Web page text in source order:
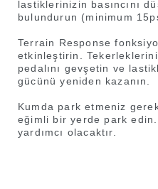
lastiklerinizin basıncını
bulundurun (minimum
Terrain Response
etkinleştirin.
pedalını gevşetin ve
gücünü yeniden kazanın.
Kumda park etmeniz
eğimli bir yerde park
yardımcı olacaktır.